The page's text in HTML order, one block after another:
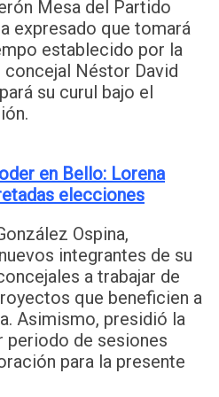
Mesa del Partido
expresado que tomará
establecido por la
Néstor David
su curul bajo el
en Bello: Lorena
elecciones
Ospina,
integrantes de su
a trabajar de
que beneficien a
Asimismo, presidió la
periodo de sesiones
para la presente